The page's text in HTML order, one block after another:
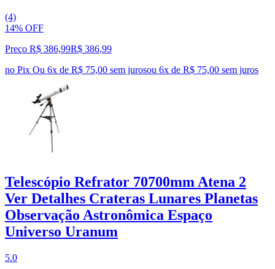
(4)
14% OFF
Preço R$ 386,99R$ 386,99
no Pix Ou 6x de R$ 75,00 sem jurosou 6x de R$ 75,00 sem juros
Telescópio Refrator 70700mm Atena 2
Ver Detalhes Crateras Lunares Planetas
Observação Astronômica Espaço
Universo Uranum
5.0